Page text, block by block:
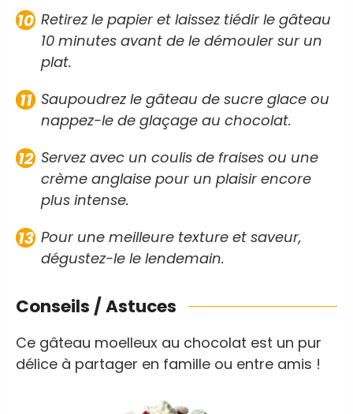
Retirez le papier et laissez tiédir le gâteau
10 minutes avant de le démouler sur un
plat.
Saupoudrez le gâteau de sucre glace ou
nappez-le de glaçage au chocolat.
Servez avec un coulis de fraises ou une
crème anglaise pour un plaisir encore
plus intense.
Pour une meilleure texture et saveur,
dégustez-le le lendemain.
Conseils / Astuces
Ce gâteau moelleux au chocolat est un pur
délice à partager en famille ou entre amis !